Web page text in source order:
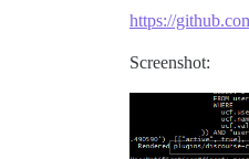
https://
Screenshot: